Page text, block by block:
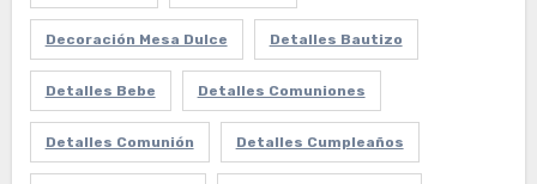
Decoración Mesa Dulce Detalles Bautizo
Detalles Bebe Detalles Comuniones
Detalles Comunión Detalles Cumpleaños